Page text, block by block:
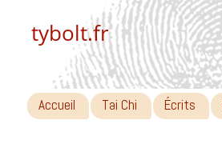
tybolt.fr
Accueil Tai Chi Écrits